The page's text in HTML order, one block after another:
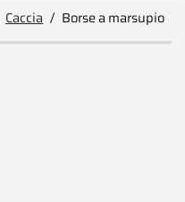
Caccia Borse a marsupio